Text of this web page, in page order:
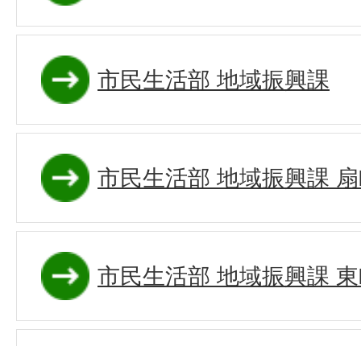
市民生活部 地域振興課
市民生活部 地域振興課
市民生活部 地域振興課